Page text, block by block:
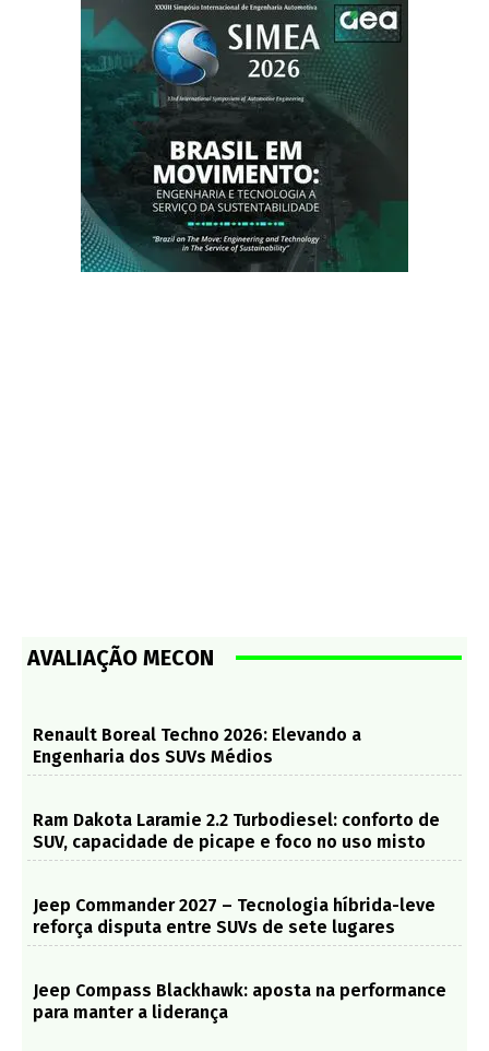
AVALIAÇÃO MECON
Renault Boreal Techno 2026: Elevando a
Engenharia dos SUVs Médios
Ram Dakota Laramie 2.2 Turbodiesel: conforto de
SUV, capacidade de picape e foco no uso misto
Jeep Commander 2027 – Tecnologia híbrida-leve
reforça disputa entre SUVs de sete lugares
Jeep Compass Blackhawk: aposta na performance
para manter a liderança